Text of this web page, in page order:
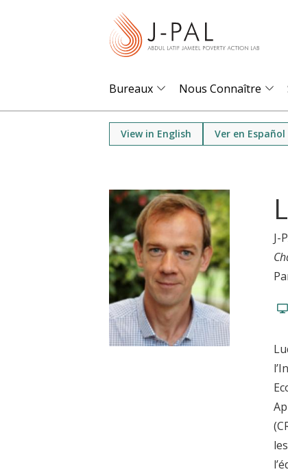
Bureaux Nous Connaître
View in English Ver en Español
J-